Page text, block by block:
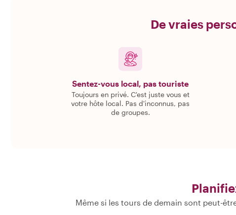
De vraies
Sentez-vous local, pas touriste
Toujours en privé. C'est juste vous et
votre hôte local. Pas d'inconnus, pas
de groupes.
Même si les tours de demain sont peut-